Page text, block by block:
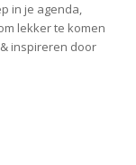
in je agenda,
lekker te komen
inspireren door